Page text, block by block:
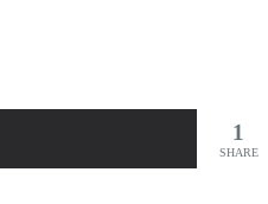
1
SHARE